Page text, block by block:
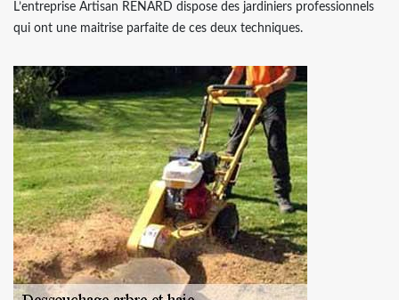
L’entreprise Artisan RENARD dispose des jardiniers professionnels
qui ont une maitrise parfaite de ces deux techniques.